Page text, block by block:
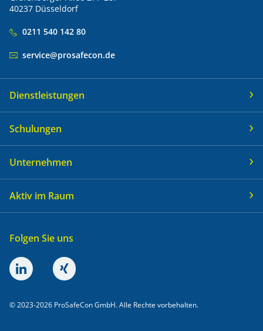
40237 Düsseldorf
0211 540 142 80
service@prosafecon.de
Dienstleistungen
Schulungen
Unternehmen
Aktiv im Raum
Folgen Sie uns
© 2023-2026 ProSafeCon GmbH. Alle Rechte vorbehalten.